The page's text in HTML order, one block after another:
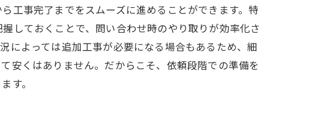
工事完了までをスムーズに進めることができます。特
しておくことで、問い合わせ時のやり取りが効率化さ
によっては追加工事が必要になる場合もあるため、細
安くはありません。だからこそ、依頼段階での準備を
す。